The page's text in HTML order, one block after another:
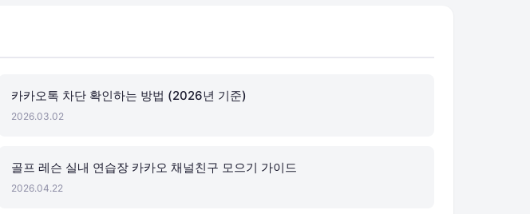
카카오톡 차단 확인하는 방법 (2026년 기준)
2026.03.02
골프 레슨 실내 연습장 카카오 채널친구 모으기 가이드
2026.04.22